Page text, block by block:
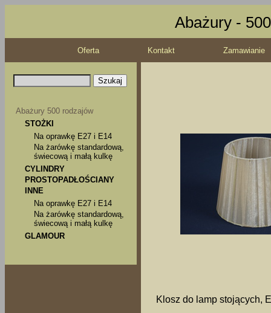
Abażury -
Oferta Kontakt Zamawianie
Abażury 500 rodzajów
STOŻKI
Na oprawkę E27 i E14
Na żarówkę standardową,
świecową i małą kulkę
CYLINDRY
PROSTOPADŁOŚCIANY
INNE
Na oprawkę E27 i E14
Na żarówkę standardową,
świecową i małą kulkę
GLAMOUR
Klosz do lamp stojących,